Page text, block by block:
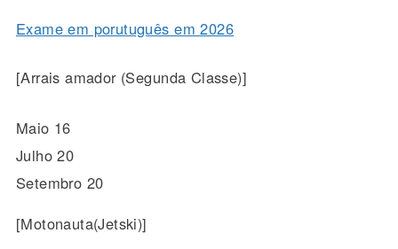
Exame em porutuguês em 2026
[Arrais amador (Segunda Classe)]
Maio 16
Julho 20
Setembro 20
[Motonauta(Jetski)]